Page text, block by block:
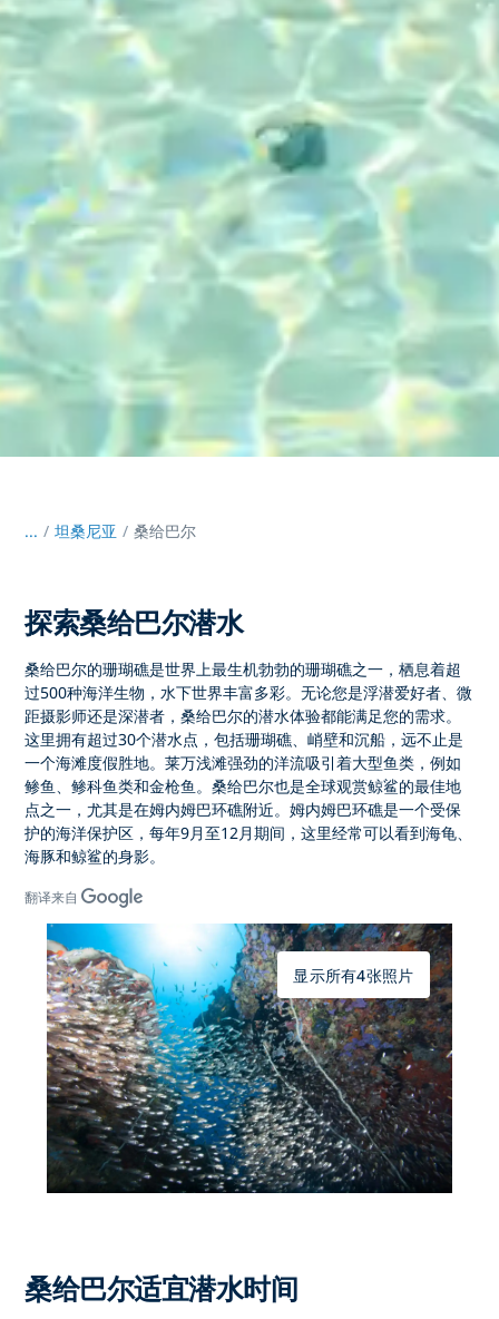
... / 坦桑尼亚 桑给巴尔
探索桑给巴尔潜水
桑给巴尔的珊瑚礁是世界上最生机勃勃的珊瑚礁之一，栖息着超
过500种海洋生物 ，水下世界丰富多彩。无论您是浮潜爱好者、微
距摄影师还是深潜者，桑给巴尔的潜水体验都能满足您的需求。
这里拥有超过30个潜水点 ，包括珊瑚礁、峭壁和沉船，远不止是
一个海滩度假胜地。莱万浅滩强劲的洋流吸引着大型鱼类，例如
鲹鱼、鲹科鱼类和金枪鱼。桑给巴尔也是全球观赏鲸鲨的最佳地
点之一，尤其是在姆内姆巴环礁附近。姆内姆巴环礁是一个受保
护的海洋保护区，每年9月至12月期间，这里经常可以看到海龟、
海豚和鲸鲨的身影。
翻译来自
显示所有4张照片
桑给巴尔适宜潜水时间